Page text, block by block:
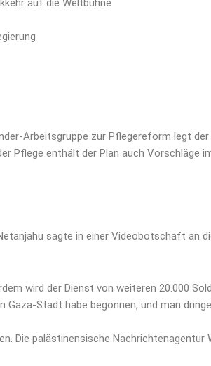
Arbeitsgruppe zur Pflegereform legt
Pflege enthält der Plan auch Vorschläge
sagte in einer Videobotschaft an
wird der Dienst von weiteren 20.000
Stadt habe begonnen, und man
Die palästinensische